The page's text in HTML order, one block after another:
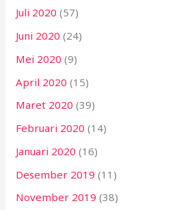
Juli 2020 (57)
Juni 2020 (24)
Mei 2020 (9)
April 2020 (15)
Maret 2020 (39)
Februari 2020 (14)
Januari 2020 (16)
Desember 2019 (11)
November 2019 (38)